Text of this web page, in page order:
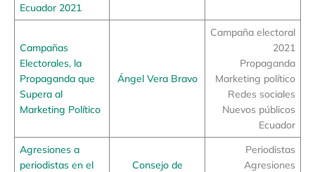
Ecuador 2021
Campañas
Electorales, la
Propaganda que
Supera al
Marketing Político
Ángel Vera Bravo
Campaña electoral
2021
Propaganda
Marketing político
Redes sociales
Nuevos públicos
Ecuador
Agresiones a
periodistas en el
Consejo de
Periodistas
Agresiones